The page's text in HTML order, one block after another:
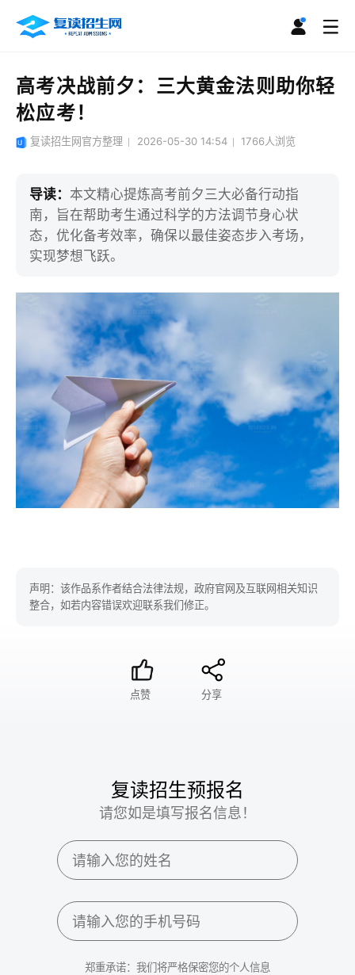
高考决战前夕：三大黄金法则助你轻
松应考！
复读招生网官方整理 2026-05-30 14:54 1766人浏览
导读： 本文精心提炼高考前夕三大必备行动指
南，旨在帮助考生通过科学的方法调节身心状
态，优化备考效率，确保以最佳姿态步入考场，
实现梦想飞跃。
声明：该作品系作者结合法律法规，政府官网及互联网相关知识
整合，如若内容错误欢迎联系我们修正。
点赞 分享
复读招生预报名
请您如是填写报名信息！
郑重承诺：我们将严格保密您的个人信息